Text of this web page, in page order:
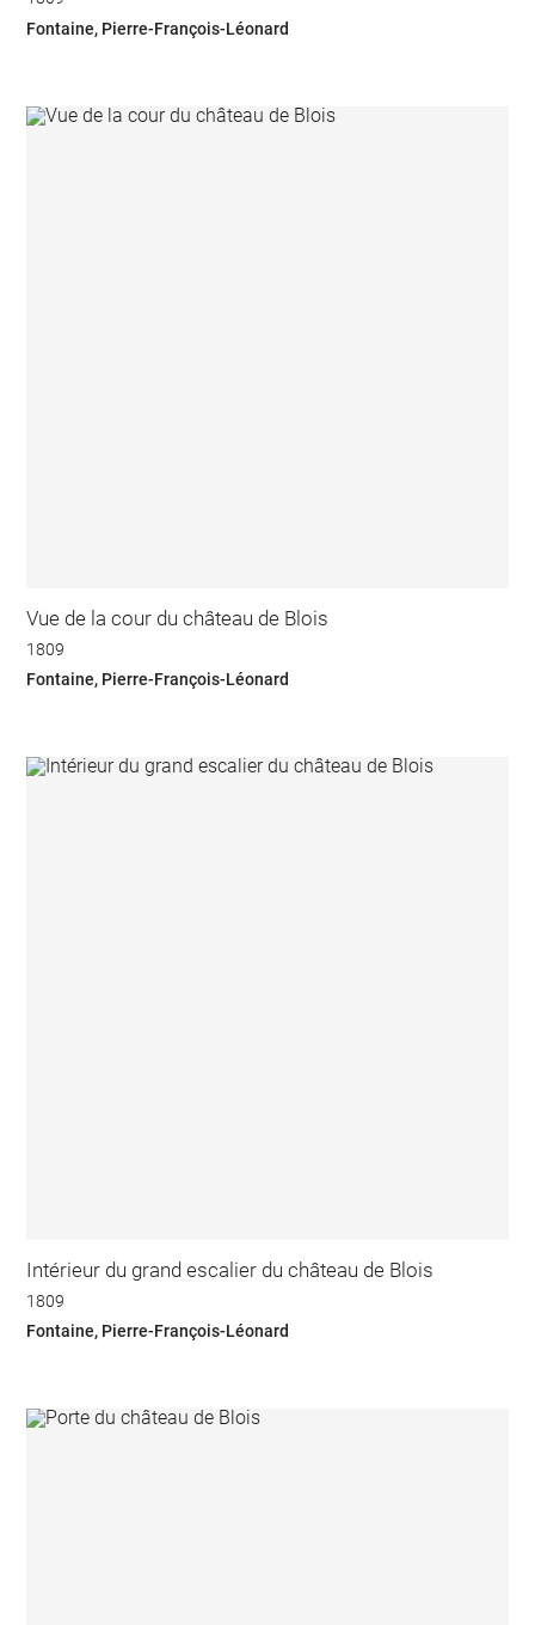
Fontaine, Pierre-François-Léonard
Vue de la cour du château de Blois
1809
Fontaine, Pierre-François-Léonard
Intérieur du grand escalier du château de Blois
1809
Fontaine, Pierre-François-Léonard